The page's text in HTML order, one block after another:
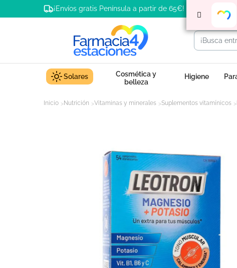
¡Envíos gratis Península a partir de 65€!
Solares
Cosmética y
belleza
Higiene
Inicio Nutrición Vitaminas y minerales Suplementos vitamínicos